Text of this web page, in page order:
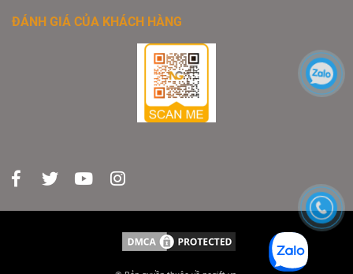
ĐÁNH GIÁ CỦA KHÁCH HÀNG